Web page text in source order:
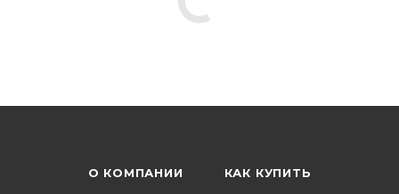
О КОМПАНИИ КАК КУПИТЬ